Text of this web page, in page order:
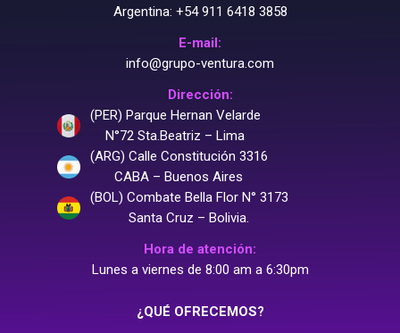
Argentina: +54 911 6418 3858
E-mail:
info@grupo-ventura.com
Dirección:
(PER) Parque Hernan Velarde
N°72 Sta.Beatriz – Lima
(ARG) Calle Constitución 3316
CABA – Buenos Aires
(BOL) Combate Bella Flor N° 3173
Santa Cruz – Bolivia.
Hora de atención:
Lunes a viernes de 8:00 am a 6:30pm
¿QUÉ OFRECEMOS?